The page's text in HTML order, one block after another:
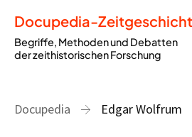
Docupedia-
Begriffe, Methoden und Debatten
der zeithistorischen Forschung
Docupedia Edgar Wolfrum